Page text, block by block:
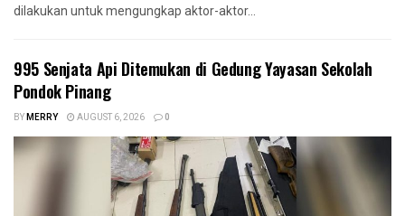
dilakukan untuk mengungkap aktor-aktor...
995 Senjata Api Ditemukan di Gedung Yayasan Sekolah
Pondok Pinang
BYMERRY AUGUST 6, 2026 0